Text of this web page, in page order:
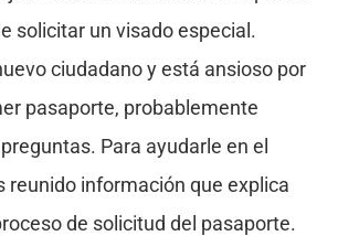
solicitar un visado especial.
ciudadano y está ansioso por
pasaporte, probablemente
Para ayudarle en el
reunido información que explica
de solicitud del pasaporte.